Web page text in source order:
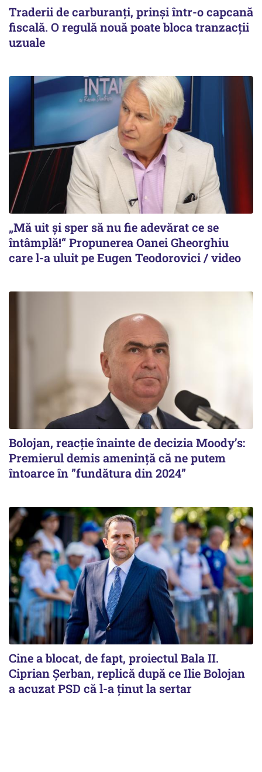
Traderii de carburanți, prinși într-o capcană
fiscală. O regulă nouă poate bloca tranzacții
uzuale
„Mă uit și sper să nu fie adevărat ce se
întâmplă!“ Propunerea Oanei Gheorghiu
care l-a uluit pe Eugen Teodorovici / video
Bolojan, reacție înainte de decizia Moody’s:
Premierul demis amenință că ne putem
întoarce în ”fundătura din 2024”
Cine a blocat, de fapt, proiectul Bala II.
Ciprian Șerban, replică după ce Ilie Bolojan
a acuzat PSD că l-a ținut la sertar